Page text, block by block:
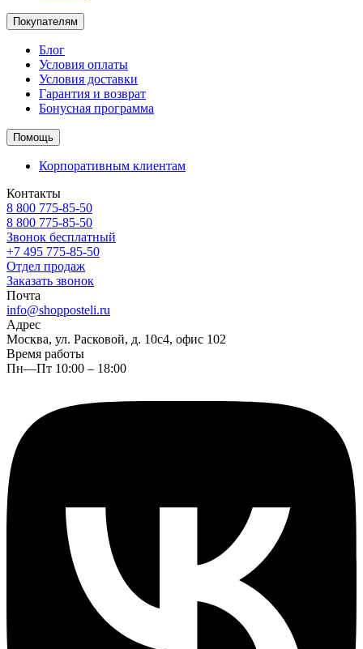
Покупателям
Блог
Условия оплаты
Условия доставки
Гарантия и возврат
Бонусная программа
Помощь
Корпоративным клиентам
Контакты
8 800 775-85-50
8 800 775-85-50
Звонок бесплатный
+7 495 775-85-50
Отдел продаж
Заказать звонок
Почта
info@shopposteli.ru
Адрес
Москва, ул. Расковой, д. 10с4, офис 102
Время работы
Пн—Пт 10:00 – 18:00